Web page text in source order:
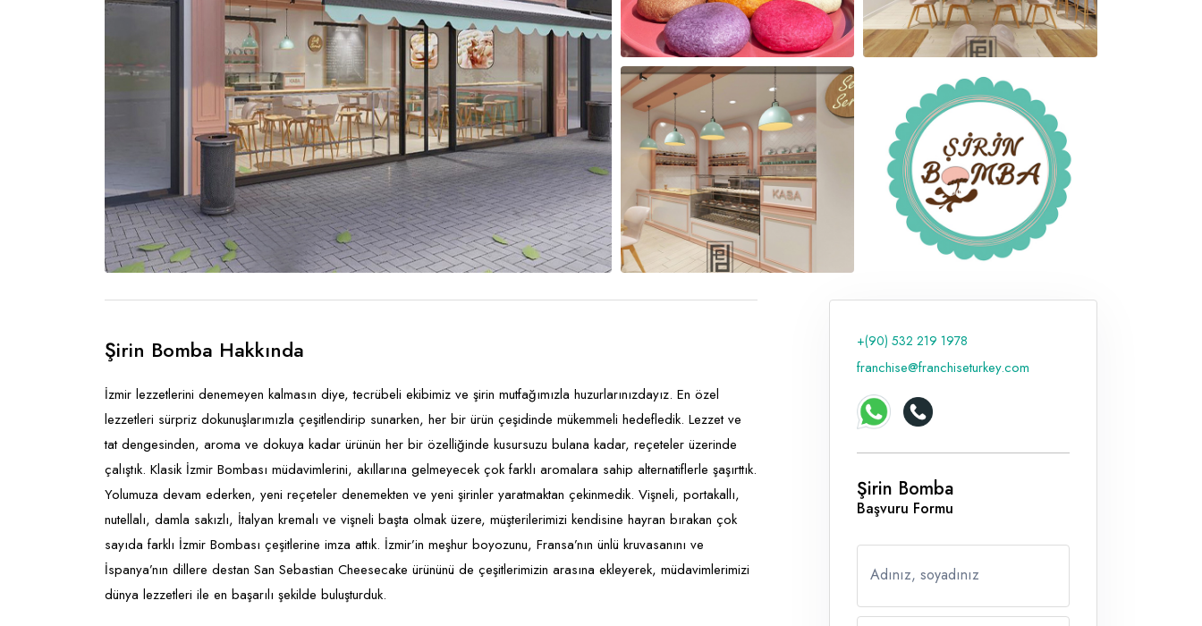
Şirin Bomba Hakkında
İzmir lezzetlerini denemeyen kalmasın diye, tecrübeli ekibimiz ve şirin mutfağımızla huzurlarınızdayız. En özel
lezzetleri sürpriz dokunuşlarımızla çeşitlendirip sunarken, her bir ürün çeşidinde mükemmeli hedefledik. Lezzet ve
tat dengesinden, aroma ve dokuya kadar ürünün her bir özelliğinde kusursuzu bulana kadar, reçeteler üzerinde
çalıştık. Klasik İzmir Bombası müdavimlerini, akıllarına gelmeyecek çok farklı aromalara sahip alternatiflerle şaşırttık.
Yolumuza devam ederken, yeni reçeteler denemekten ve yeni şirinler yaratmaktan çekinmedik. Vişneli, portakallı,
nutellalı, damla sakızlı, İtalyan kremalı ve vişneli başta olmak üzere, müşterilerimizi kendisine hayran bırakan çok
sayıda farklı İzmir Bombası çeşitlerine imza attık. İzmir’in meşhur boyozunu, Fransa’nın ünlü kruvasanını ve
İspanya’nın dillere destan San Sebastian Cheesecake ürününü de çeşitlerimizin arasına ekleyerek, müdavimlerimizi
dünya lezzetleri ile en başarılı şekilde buluşturduk.
+(90) 532 219 1978
franchise@franchiseturkey.com
Şirin Bomba
Başvuru Formu
Adınız, soyadınız